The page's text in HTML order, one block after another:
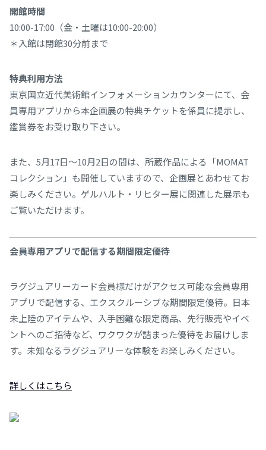
開館時間
10:00-17:00（金・土曜は10:00-20:00）
＊入館は閉館30分前まで
特典利用方法
東京国立近代美術館インフォメーションカウンターにて、会
員専用アプリから本企画展の特典チケットを係員に提示し、
鑑賞券をお受け取り下さい。
また、5月17日〜10月2日の間は、所蔵作品による「MOMAT
コレクション」も開催していますので、企画展とあわせてお
楽しみください。ゲルハルト・リヒター展に関連した展示も
ご覧いただけます。
会員専⽤アプリで配信する期間限定優待
ラグジュアリーカード会員様だけがアクセス可能な会員専⽤
アプリで配信する、エクスクルーシブな期間限定優待。⽇本
未上陸のアイテムや、⼊⼿困難な限定商品、先⾏販売やイベ
ントへのご招待など、ワクワクが詰まった優待をお届けしま
す。未知なるラグジュアリーな体験をお楽しみください。
詳しくはこちら